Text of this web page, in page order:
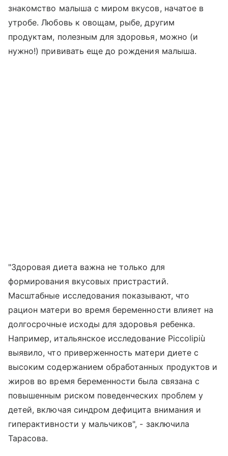
знакомство малыша с миром вкусов, начатое в
утробе. Любовь к овощам, рыбе, другим
продуктам, полезным для здоровья, можно (и
нужно!) прививать еще до рождения малыша.
"Здоровая диета важна не только для
формирования вкусовых пристрастий.
Масштабные исследования показывают, что
рацион матери во время беременности влияет на
долгосрочные исходы для здоровья ребенка.
Например, итальянское исследование Piccolipiù
выявило, что приверженность матери диете с
высоким содержанием обработанных продуктов и
жиров во время беременности была связана с
повышенным риском поведенческих проблем у
детей, включая синдром дефицита внимания и
гиперактивности у мальчиков", - заключила
Тарасова.